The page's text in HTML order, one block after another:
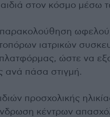
στον κόσμο μέσω
ιατρικών
ώστε να
ανά πάσα στιγμή.
προσχολικής
κέντρων